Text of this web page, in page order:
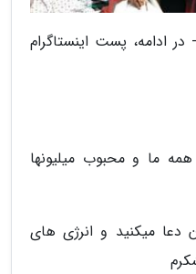
ادامه، پست اینستاگرام
ما و محبوب میلیونها
دعا میکنید و انرژی های